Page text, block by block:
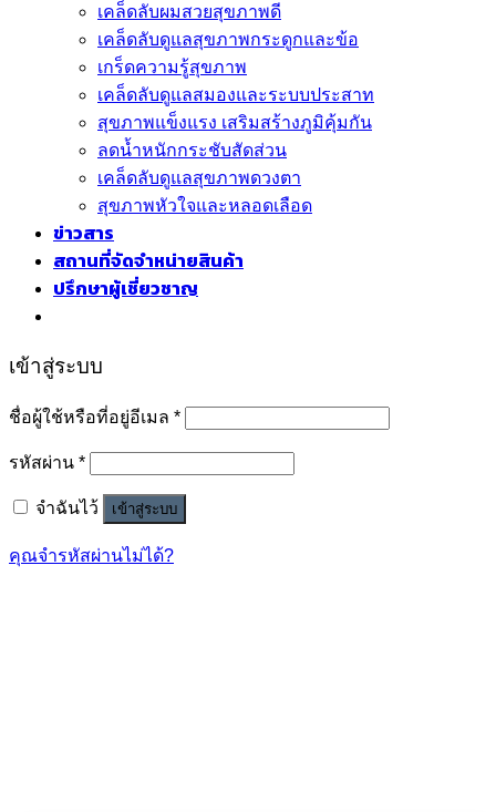
เคล็ดลับผมสวยสุขภาพดี
เคล็ดลับดูแลสุขภาพกระดูกและข้อ
เกร็ดความรู้สุขภาพ
เคล็ดลับดูแลสมองและระบบประสาท
สุขภาพแข็งแรง เสริมสร้างภูมิคุ้มกัน
ลดน้ำหนักกระชับสัดส่วน
เคล็ดลับดูแลสุขภาพดวงตา
สุขภาพหัวใจและหลอดเลือด
ข่าวสาร
สถานที่จัดจำหน่ายสินค้า
ปรึกษาผู้เชี่ยวชาญ
เข้าสู่ระบบ
ชื่อผู้ใช้หรือที่อยู่อีเมล *
รหัสผ่าน *
จำฉันไว้ เข้าสู่ระบบ
คุณจำรหัสผ่านไม่ได้?